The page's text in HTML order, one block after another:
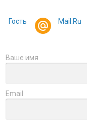
Гость Mail.Ru
Ваше имя
Email